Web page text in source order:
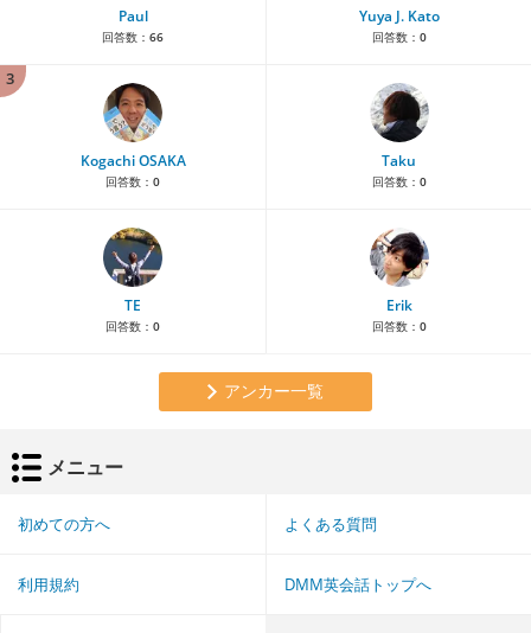
Paul
回答数： 66
Yuya J. Kato
回答数： 0
3
Kogachi OSAKA
回答数： 0
Taku
回答数： 0
TE
回答数： 0
Erik
回答数： 0
アンカー一覧
メニュー
初めての方へ よくある質問
利用規約 DMM英会話トップへ